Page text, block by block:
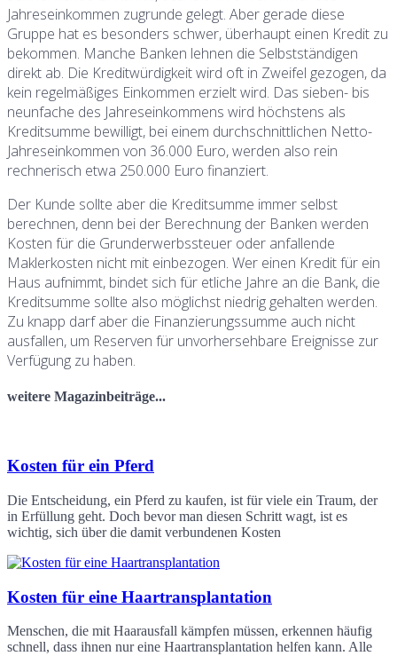
Jahreseinkommen zugrunde gelegt. Aber gerade diese
Gruppe hat es besonders schwer, überhaupt einen Kredit zu
bekommen. Manche Banken lehnen die Selbstständigen
direkt ab. Die Kreditwürdigkeit wird oft in Zweifel gezogen, da
kein regelmäßiges Einkommen erzielt wird. Das sieben- bis
neunfache des Jahreseinkommens wird höchstens als
Kreditsumme bewilligt, bei einem durchschnittlichen Netto-
Jahreseinkommen von 36.000 Euro, werden also rein
rechnerisch etwa 250.000 Euro finanziert.
Der Kunde sollte aber die Kreditsumme immer selbst
berechnen, denn bei der Berechnung der Banken werden
Kosten für die Grunderwerbssteuer oder anfallende
Maklerkosten nicht mit einbezogen. Wer einen Kredit für ein
Haus aufnimmt, bindet sich für etliche Jahre an die Bank, die
Kreditsumme sollte also möglichst niedrig gehalten werden.
Zu knapp darf aber die Finanzierungssumme auch nicht
ausfallen, um Reserven für unvorhersehbare Ereignisse zur
Verfügung zu haben.
weitere Magazinbeiträge...
Kosten für ein Pferd
Die Entscheidung, ein Pferd zu kaufen, ist für viele ein Traum, der
in Erfüllung geht. Doch bevor man diesen Schritt wagt, ist es
wichtig, sich über die damit verbundenen Kosten
Kosten für eine Haartransplantation
Menschen, die mit Haarausfall kämpfen müssen, erkennen häufig
schnell, dass ihnen nur eine Haartransplantation helfen kann. Alle